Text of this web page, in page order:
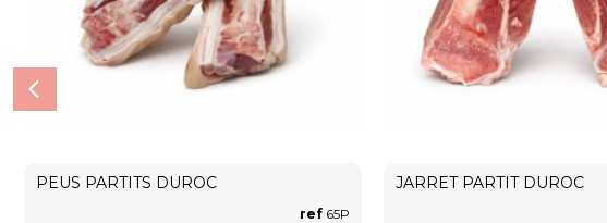
PEUS PARTITS DUROC
ref65P
JARRET PARTIT DUROC